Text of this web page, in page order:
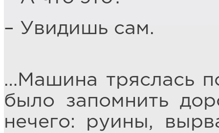
– Увидишь сам.
…Машина тряслась
было запомнить
нечего: руины,